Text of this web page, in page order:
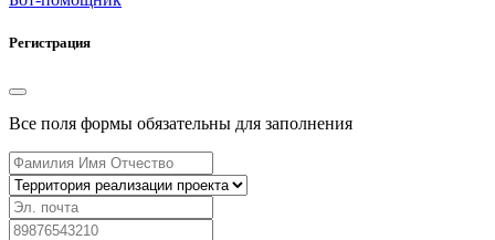
Регистрация
Все поля формы обязательны для заполнения